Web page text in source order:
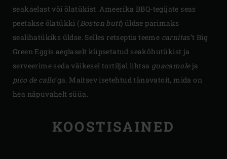
seakaelast või õlatükist. Ameerika BBQ-tegijate seas
peetakse õlatükki ( Boston butt) üldse parimaks
sealihatükiks üldse. Selles retseptis teeme carnitas’t Big
Green Eggis aeglaselt küpsetatud seakõhutükist ja
serveerime seda väikesel tortiljal lihtsa guacamoleja
pico de callo’ga. Maitsev isetehtud tänavatoit, mida on
hea näpuvahelt süüa.
KOOSTISAINED